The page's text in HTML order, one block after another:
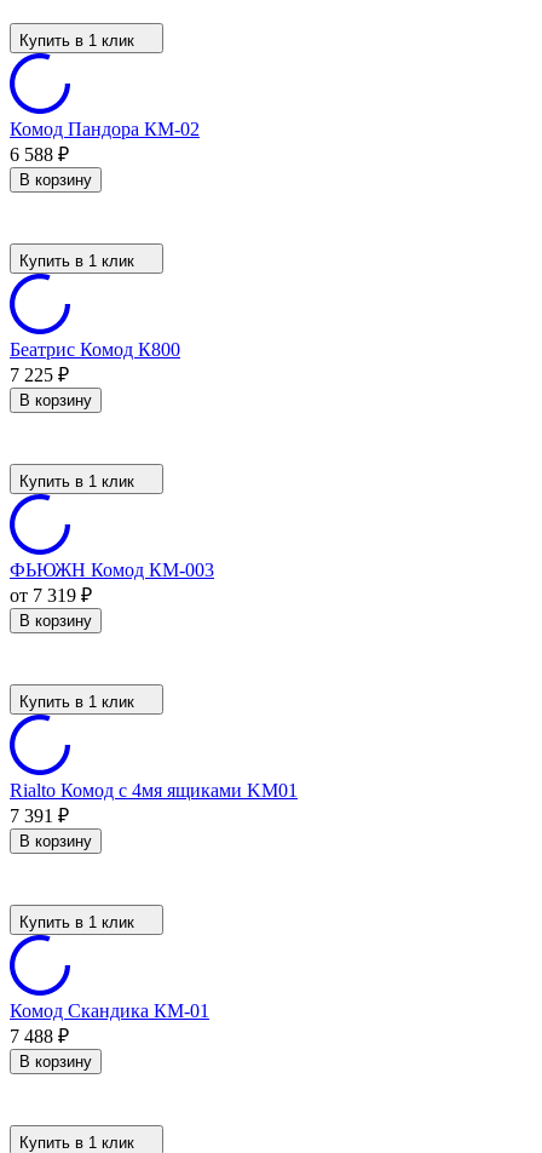
Купить в 1 клик
Комод Пандора КМ-02
6 588 ₽
В корзину
Купить в 1 клик
Беатрис Комод К800
7 225 ₽
В корзину
Купить в 1 клик
ФЬЮЖН Комод КМ-003
от 7 319 ₽
В корзину
Купить в 1 клик
Rialto Комод с 4мя ящиками KM01
7 391 ₽
В корзину
Купить в 1 клик
Комод Скандика КМ-01
7 488 ₽
В корзину
Купить в 1 клик